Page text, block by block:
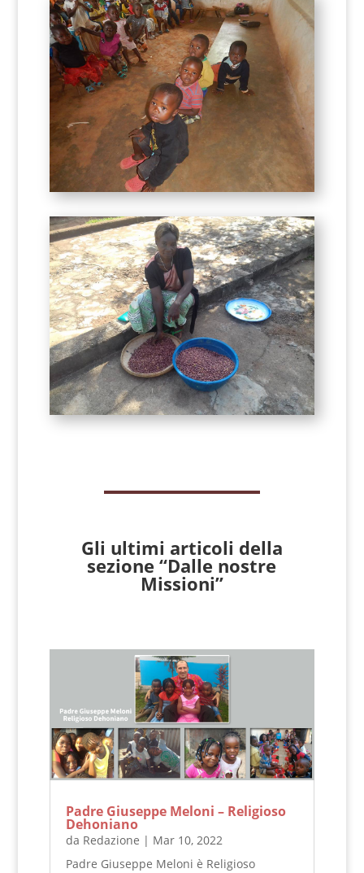
Gli ultimi articoli della
sezione “Dalle nostre
Missioni”
Padre Giuseppe Meloni – Religioso
Dehoniano
da Redazione | Mar 10, 2022
Padre Giuseppe Meloni è Religioso